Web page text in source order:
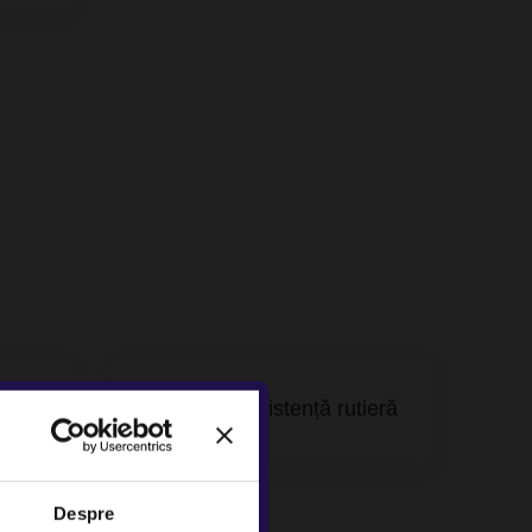
Despre
Service și asistență rutieră